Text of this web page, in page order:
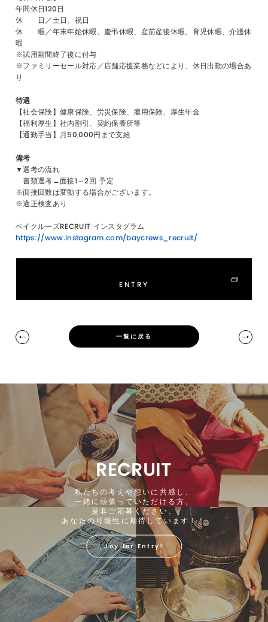
年間休日120日
休 日／土日、祝日
休 暇／年末年始休暇、慶弔休暇、産前産後休暇、育児休暇、介護休
暇
※試用期間終了後に付与
※ファミリーセール対応／店舗応援業務などにより、休日出勤の場合あ
り
待遇
【社会保険】健康保険、労災保険、雇用保険、厚生年金
【福利厚生】社内割引、契約保養所等
【通勤手当】月50,000円まで支給
備考
▼選考の流れ
書類選考→面接1～2回 予定
※面接回数は変動する場合がございます。
※適正検査あり
ベイクルーズRECRUIT インスタグラム
https://www.instagram.com/baycrews_recruit/
ENTRY
一覧に戻る
RECRUIT
私たちの考えや想いに共感し、
一緒に頑張っていただける方、
是非ご応募ください。
あなたの可能性に期待しています！！
Joy for Entry!